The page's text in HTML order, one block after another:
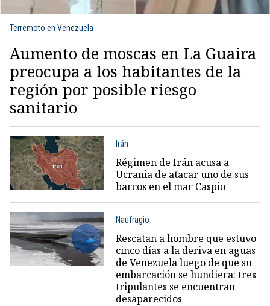
Terremoto en Venezuela
Aumento de moscas en La Guaira
preocupa a los habitantes de la
región por posible riesgo
sanitario
Irán
Régimen de Irán acusa a
Ucrania de atacar uno de sus
barcos en el mar Caspio
Naufragio
Rescatan a hombre que estuvo
cinco días a la deriva en aguas
de Venezuela luego de que su
embarcación se hundiera: tres
tripulantes se encuentran
desaparecidos